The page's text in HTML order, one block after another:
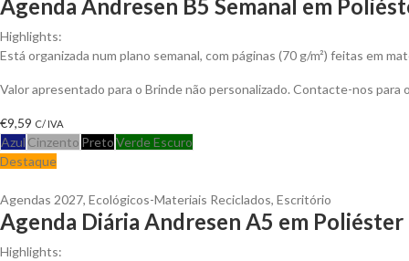
Agenda Andresen B5 Semanal em
Highlights:
Está organizada num plano semanal, com páginas (70 g/m²) feitas em
Valor apresentado para o Brinde não personalizado. Contacte-nos
€9,59 C/ IVA
Azul Cinzento PretoVerde Escuro
Destaque
Agendas 2027, Ecológicos-Materiais Reciclados, Escritório
Agenda Diária Andresen A5 em
Highlights: